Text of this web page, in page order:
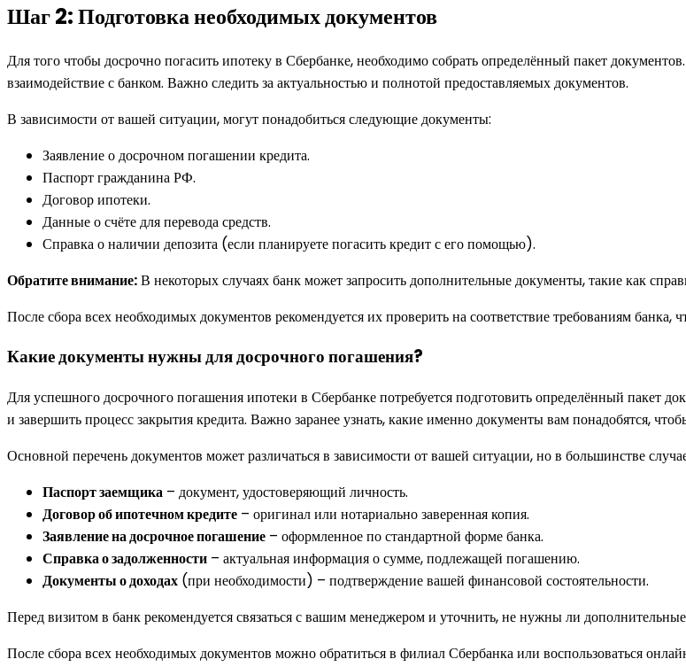
Шаг 2: Подготовка необходимых документов
Для того чтобы досрочно погасить ипотеку в Сбербанке, необходимо собрать определённый пакет
взаимодействие с банком. Важно следить за актуальностью и полнотой предоставляемых документов.
В зависимости от вашей ситуации, могут понадобиться следующие документы:
Заявление о досрочном погашении кредита.
Паспорт гражданина РФ.
Договор ипотеки.
Данные о счёте для перевода средств.
Справка о наличии депозита (если планируете погасить кредит с его помощью).
Обратите внимание:В некоторых случаях банк может запросить дополнительные документы, такие как
После сбора всех необходимых документов рекомендуется их проверить на соответствие требованиям
Какие документы нужны для досрочного погашения?
Для успешного досрочного погашения ипотеки в Сбербанке потребуется подготовить определённый пакет
и завершить процесс закрытия кредита. Важно заранее узнать, какие именно документы вам понадобятся,
Основной перечень документов может различаться в зависимости от вашей ситуации, но в большинстве
Паспорт заемщика – документ, удостоверяющий личность.
Договор об ипотечном кредите – оригинал или нотариально заверенная копия.
Заявление на досрочное погашение – оформленное по стандартной форме банка.
Справка о задолженности – актуальная информация о сумме, подлежащей погашению.
Документы о доходах (при необходимости) – подтверждение вашей финансовой состоятельности.
Перед визитом в банк рекомендуется связаться с вашим менеджером и уточнить, не нужны ли
После сбора всех необходимых документов можно обратиться в филиал Сбербанка или воспользоваться